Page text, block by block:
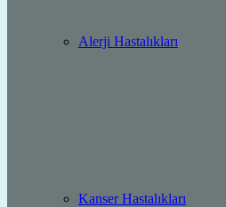
Alerji Hastalıkları
Kanser Hastalıkları